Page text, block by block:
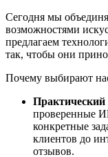
Сегодня мы
возможностями
предлагаем
так, чтобы они
Почему выбирают
Практический
проверенные
конкретные
клиентов до
отзывов.